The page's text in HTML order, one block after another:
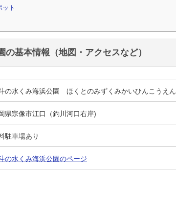
ト
の基本情報（地図・アクセスなど）
の水くみ海浜公園 ほくとのみずくみかいひんこうえん
県宗像市江口（釣川河口右岸)
駐車場あり
の水くみ海浜公園のページ